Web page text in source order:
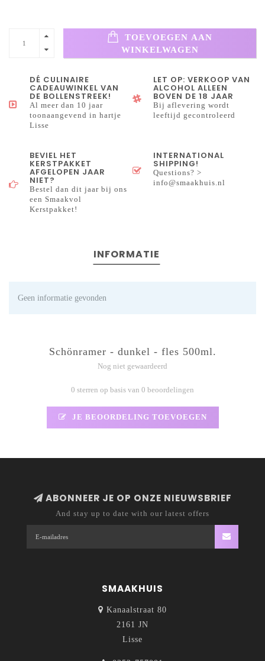
TOEVOEGEN AAN
WINKELWAGEN
DÉ CULINAIRE
CADEAUWINKEL VAN
DE BOLLENSTREEK!
Al meer dan 10 jaar
toonaangevend in hartje
Lisse
LET OP: VERKOOP VAN
ALCOHOL ALLEEN
BOVEN DE 18 JAAR
Bij aflevering wordt
leeftijd gecontroleerd
BEVIEL HET
KERSTPAKKET
AFGELOPEN JAAR
NIET?
Bestel dan dit jaar bij ons
een Smaakvol
Kerstpakket!
INTERNATIONAL
SHIPPING!
Questions? >
info@smaakhuis.nl
INFORMATIE
Geen informatie gevonden
Schönramer - dunkel - fles 500ml.
Nog niet gewaardeerd
0 sterren op basis van 0 beoordelingen
JE BEOORDELING TOEVOEGEN
ABONNEER JE OP ONZE NIEUWSBRIEF
And stay up to date with our latest offers
SMAAKHUIS
Kanaalstraat 80
2161 JN
Lisse